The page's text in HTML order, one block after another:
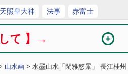
照皇大神 法事 赤富士
して 】→
山水画 > 水墨山水「閑雅悠景」 長江桂州